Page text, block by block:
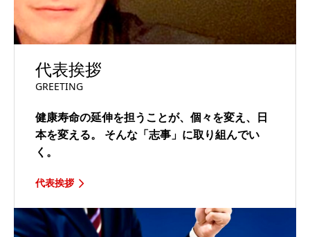
代表挨拶
GREETING
健康寿命の延伸を担うことが、個々を変え、日
本を変える。
そんな「志事」に取り組んでい
く。
代表挨拶